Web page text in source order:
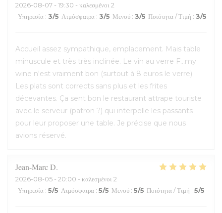
2026-08-07 - 19:30 - καλεσμένοι 2
Υπηρεσία : 3/5 Ατμόσφαιρα : 3/5 Μενού : 3/5 Ποιότητα / Τιμή : 3/5
Accueil assez sympathique, emplacement. Mais table
minuscule et très très inclinée. Le vin au verre F...my
wine n'est vraiment bon (surtout à 8 euros le verre).
Les plats sont corrects sans plus et les frites
décevantes. Ça sent bon le restaurant attrape touriste
avec le serveur (patron ?) qui interpelle les passants
pour leur proposer une table. Je précise que nous
avions réservé.
Jean-MarcD
2026-08-05 - 20:00 - καλεσμένοι 2
Υπηρεσία : 5/5 Ατμόσφαιρα : 5/5 Μενού : 5/5 Ποιότητα / Τιμή : 5/5